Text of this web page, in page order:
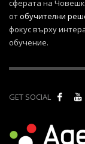
сферата на
отобучителни
фокус върху
обучение.
GET SOCIAL